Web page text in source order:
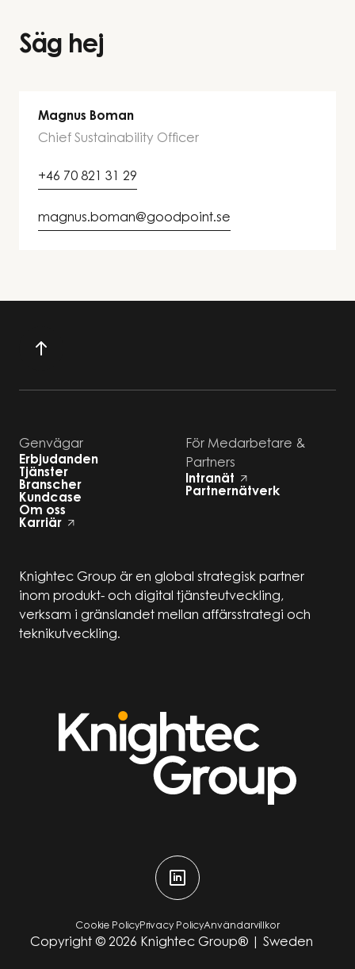
Säg hej
Magnus Boman
Chief Sustainability Officer
+46 70 821 31 29
magnus.boman@goodpoint.se
Genvägar
Erbjudanden
Tjänster
Branscher
Kundcase
Om oss
Karriär
För Medarbetare &
Partners
Intranät
Partnernätverk
Knightec Group är en global strategisk partner
inom produkt- och digital tjänsteutveckling,
verksam i gränslandet mellan affärsstrategi och
teknikutveckling.
Cookie PolicyPrivacy PolicyAnvändarvillkor
Copyright © 2026 Knightec Group® | Sweden